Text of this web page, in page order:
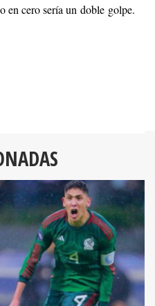
en cero sería un doble golpe.